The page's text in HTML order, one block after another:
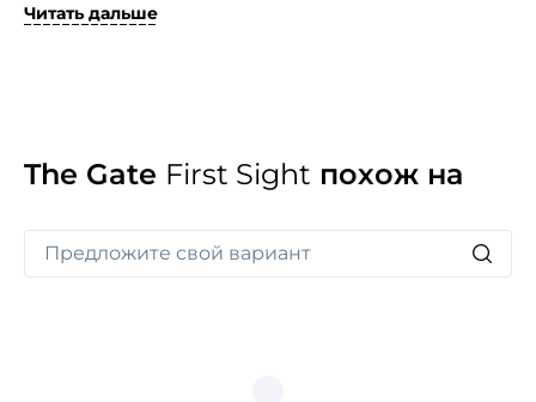
цветочно-древесные и строится из нот свежих
цитрусов и мяты, нежной бузины, строгого белого
безумной любви?
Читать дальше
The Gate First Sight похож на